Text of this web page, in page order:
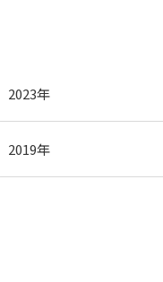
2023年
2019年